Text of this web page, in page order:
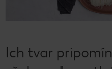
Ich tvar